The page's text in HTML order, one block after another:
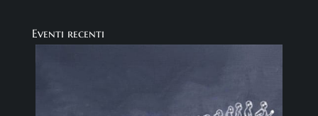
Eventi recenti